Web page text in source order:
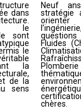
dans
et le
sont
le
la
de la
sens
Neuf
stratégie
questions
Fluides
chères.